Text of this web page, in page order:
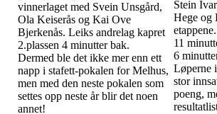
vinnerlaget med Svein Unsgård,
Ola Keiserås og Kai Ove
Bjerkenås. Leiks andrelag kapret
2.plassen 4 minutter bak.
Dermed ble det ikke mer enn ett
napp i stafett-pokalen for Melhus,
men med den neste pokalen som
settes opp neste år blir det noen
annet!
Stein
Hege og
11
6
Løperne
stor
poeng,